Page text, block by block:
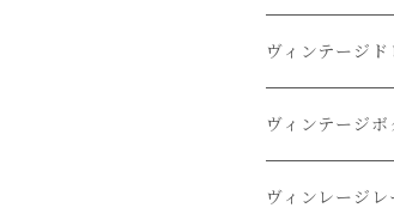
ヴィンテージド
オーバーダイド
リメイクドレス
ヴィンテージボ
ヴィンレージレ